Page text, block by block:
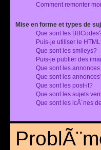
Comment remonter
Mise en forme et types de
Que sont les
Puis-je utiliser le
Que sont les smileys?
Puis-je publier des
Que sont les
Que sont les
Que sont les post-it?
Que sont les sujets
Que sont les icÃ´nes